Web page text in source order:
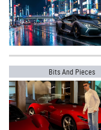
Bits And Pieces